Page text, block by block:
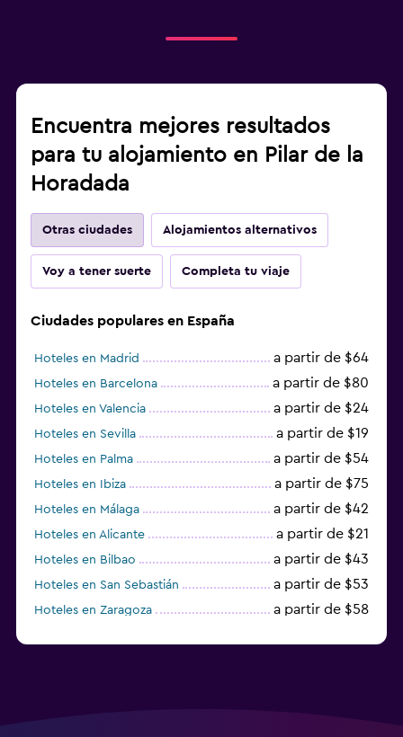
Encuentra mejores resultados
para tu alojamiento en Pilar de la
Horadada
Otras ciudades Alojamientos alternativos
Voy a tener suerte Completa tu viaje
Ciudades populares en España
Hoteles en Madrid a partir de $64
Hoteles en Barcelona a partir de $80
Hoteles en Valencia a partir de $24
Hoteles en Sevilla a partir de $19
Hoteles en Palma a partir de $54
Hoteles en Ibiza a partir de $75
Hoteles en Málaga a partir de $42
Hoteles en Alicante a partir de $21
Hoteles en Bilbao a partir de $43
Hoteles en San Sebastián a partir de $53
Hoteles en Zaragoza a partir de $58